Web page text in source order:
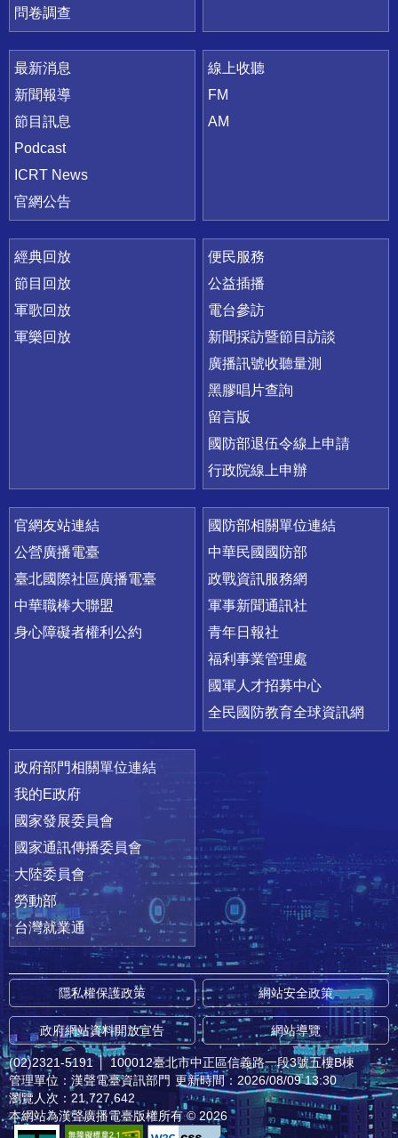
問卷調查
最新消息
新聞報導
節目訊息
Podcast
ICRT News
官網公告
線上收聽
FM
AM
經典回放
節目回放
軍歌回放
軍樂回放
便民服務
公益插播
電台參訪
新聞採訪暨節目訪談
廣播訊號收聽量測
黑膠唱片查詢
留言版
國防部退伍令線上申請
行政院線上申辦
官網友站連結
公營廣播電臺
臺北國際社區廣播電臺
中華職棒大聯盟
身心障礙者權利公約
國防部相關單位連結
中華民國國防部
政戰資訊服務網
軍事新聞通訊社
青年日報社
福利事業管理處
國軍人才招募中心
全民國防教育全球資訊網
政府部門相關單位連結
我的E政府
國家發展委員會
國家通訊傳播委員會
大陸委員會
勞動部
台灣就業通
隱私權保護政策 網站安全政策
政府網站資料開放宣告 網站導覽
(02)2321-5191 │ 100012臺北市中正區信義路一段3號五樓B棟
管理單位：漢聲電臺資訊部門 更新時間：2026/08/09 13:30
瀏覽人次：21,727,642
本網站為漢聲廣播電臺版權所有 © 2026